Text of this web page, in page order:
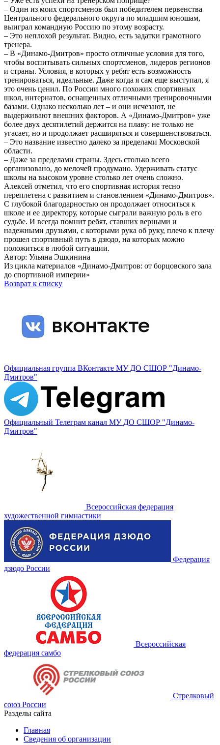
– Один из моих спортсменов был победителем первенства
Центрального федерального округа по младшим юношам,
выиграл командную Россию по этому возрасту.
– Это неплохой результат. Видно, есть задатки грамотного
тренера.
– В «Динамо-Дмитров» просто отличные условия для того,
чтобы воспитывать сильных спортсменов, лидеров регионов
и страны. Условия, в которых у ребят есть возможность
тренироваться, идеальные. Даже когда я сам еще выступал, я
это очень ценил. По России много похожих спортивных
школ, интернатов, оснащенных отличными тренировочными
базами. Однако несколько лет – и они исчезают, не
выдерживают внешних факторов. А «Динамо-Дмитров» уже
более двух десятилетий держится на плаву: не только не
угасает, но и продолжает расширяться и совершенствоваться.
– Это название известно далеко за пределами Московской
области.
– Даже за пределами страны. Здесь столько всего
организовано, до мелочей продумано. Удерживать статус
школы на высоком уровне столько лет очень сложно.
Алексей отметил, что его спортивная история тесно
переплетена с развитием и становлением «Динамо-Дмитров».
С глубокой благодарностью он продолжает относиться к
школе и ее директору, которые сыграли важную роль в его
судьбе. И всегда помнит ребят, ставших верными и
надежными друзьями, с которыми рука об руку, плечо к плечу
прошел спортивный путь в дзюдо, на которых можно
положиться в любой ситуации.
Автор: Ульяна Эшкинина
Из цикла материалов «Динамо-Дмитров: от борцовского зала
до спортивной империи»
Возврат к списку
Официальная группа ВКонтакте МУ ДО СШОР "Динамо-
Дмитров"
Официальный Телеграм канал МУ ДО СШОР "Динамо-
Дмитров"
Всероссийская федерация
художественной гимнастики
Федерация
дзюдо России
Всероссийская
федерация самбо
Стрелковый
союз России
Разделы сайта
Главная
Сведения об организации